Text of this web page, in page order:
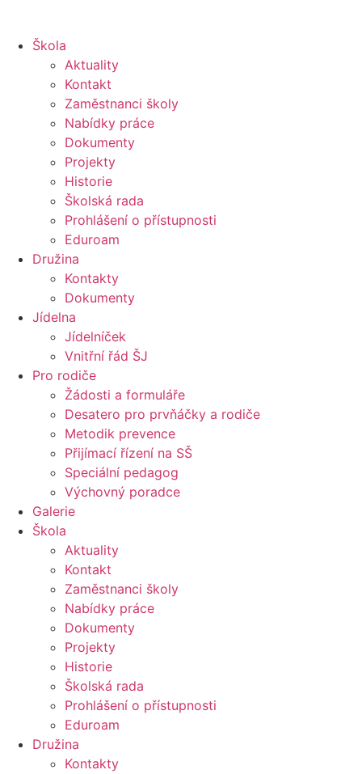
Škola
Aktuality
Kontakt
Zaměstnanci školy
Nabídky práce
Dokumenty
Projekty
Historie
Školská rada
Prohlášení o přístupnosti
Eduroam
Družina
Kontakty
Dokumenty
Jídelna
Jídelníček
Vnitřní řád ŠJ
Pro rodiče
Žádosti a formuláře
Desatero pro prvňáčky a rodiče
Metodik prevence
Přijímací řízení na SŠ
Speciální pedagog
Výchovný poradce
Galerie
Škola
Aktuality
Kontakt
Zaměstnanci školy
Nabídky práce
Dokumenty
Projekty
Historie
Školská rada
Prohlášení o přístupnosti
Eduroam
Družina
Kontakty